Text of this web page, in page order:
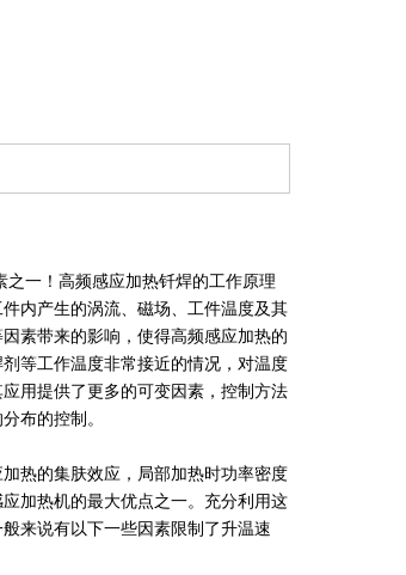
一！高频感应加热钎焊的工作原理
内产生的涡流、磁场、工件温度及其
素带来的影响，使得高频感应加热的
等工作温度非常接近的情况，对温度
用提供了更多的可变因素，控制方法
布的控制。
热的集肤效应，局部加热时功率密度
加热机的最大优点之一。充分利用这
来说有以下一些因素限制了升温速